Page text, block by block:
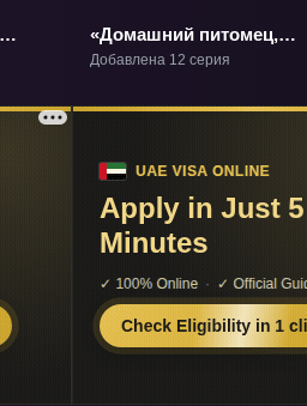
«Домашний питомец,
иногда сидящий на
Добавлена 12 серия